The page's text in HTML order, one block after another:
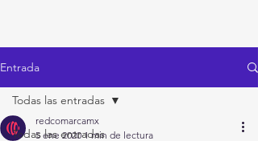
Entrada
Todas las entradas
Todas las entradas
redcomarcamx
5 ene 2020 1 min de lectura